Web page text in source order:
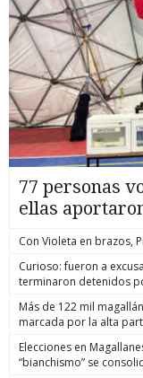
77 personas
ellas
Con Violeta en brazos,
Curioso: fueron a
terminaron detenidos
Más de 122 mil
marcada por la alta
Elecciones en
“bianchismo” se